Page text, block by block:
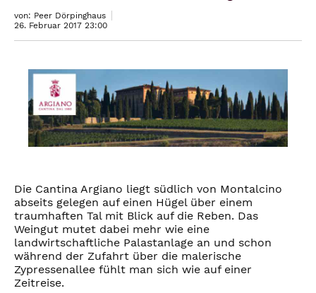
von: Peer Dörpinghaus
26. Februar 2017 23:00
Die Cantina Argiano liegt südlich von Montalcino
abseits gelegen auf einen Hügel über einem
traumhaften Tal mit Blick auf die Reben. Das
Weingut mutet dabei mehr wie eine
landwirtschaftliche Palastanlage an und schon
während der Zufahrt über die malerische
Zypressenallee fühlt man sich wie auf einer
Zeitreise.